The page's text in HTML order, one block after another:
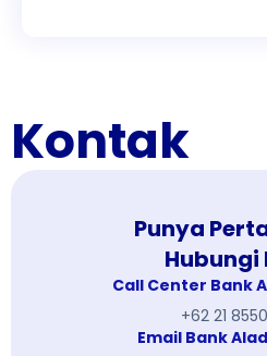
Kontak
Punya
Hubungi
Call Center Bank
+62 21
Email Bank